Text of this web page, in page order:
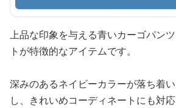
上品な印象を与える青いカーゴパン
トが特徴的なアイテムです。
深みのあるネイビーカラーが落ち着
し、きれいめコーディネートにも対応